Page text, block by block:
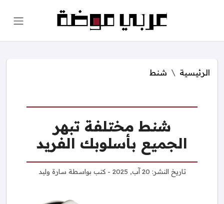
الرئيسية شنط
شنط مختلفة تبهر
الجميع بأسلوبك الفريد
تاريخ النشر: 20 آب, 2025 - كتب بواسطة سارة وليد